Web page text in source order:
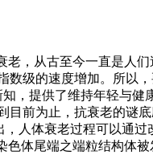
老，从古至今一直是人
级的速度增加。所以，
，提供了维持年轻与健
目前为止，抗衰老的谜
人体衰老过程可以通
体尾端之端粒结构体